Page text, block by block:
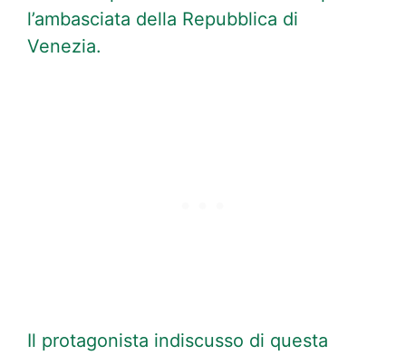
l’ambasciata della Repubblica di
Venezia.
Il protagonista indiscusso di questa